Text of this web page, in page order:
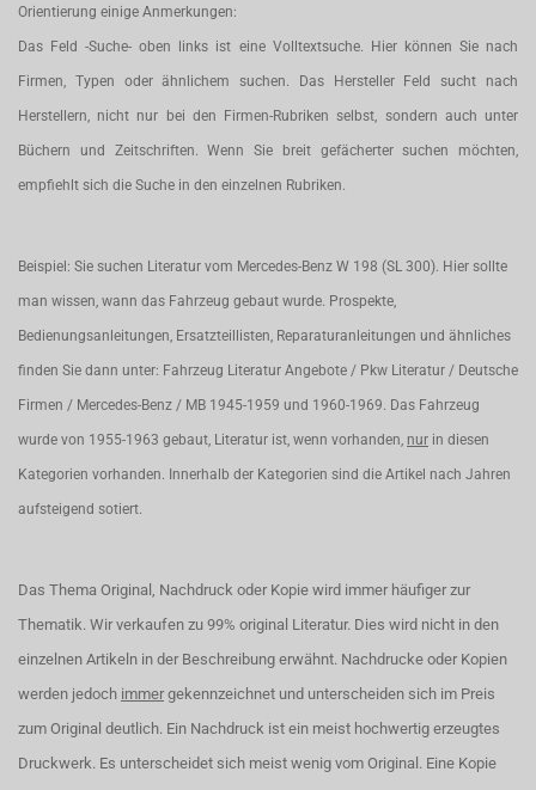
Orientierung einige Anmerkungen:
Das Feld -Suche- oben links ist eine Volltextsuche. Hier können Sie nach
Firmen, Typen oder ähnlichem suchen. Das Hersteller Feld sucht nach
Herstellern, nicht nur bei den Firmen-Rubriken selbst, sondern auch unter
Büchern und Zeitschriften. Wenn Sie breit gefächerter suchen möchten,
empfiehlt sich die Suche in den einzelnen Rubriken.
Beispiel: Sie suchen Literatur vom Mercedes-Benz W 198 (SL 300). Hier sollte
man wissen, wann das Fahrzeug gebaut wurde. Prospekte,
Bedienungsanleitungen, Ersatzteillisten, Reparaturanleitungen und ähnliches
finden Sie dann unter: Fahrzeug Literatur Angebote / Pkw Literatur / Deutsche
Firmen / Mercedes-Benz / MB 1945-1959 und 1960-1969. Das Fahrzeug
wurde von 1955-1963 gebaut, Literatur ist, wenn vorhanden, nur in diesen
Kategorien vorhanden. Innerhalb der Kategorien sind die Artikel nach Jahren
aufsteigend sotiert.
Das Thema Original, Nachdruck oder Kopie wird immer häufiger zur
Thematik. Wir verkaufen zu 99% original Literatur. Dies wird nicht in den
einzelnen Artikeln in der Beschreibung erwähnt. Nachdrucke oder Kopien
werden jedoch immer gekennzeichnet und unterscheiden sich im Preis
zum Original deutlich. Ein Nachdruck ist ein meist hochwertig erzeugtes
Druckwerk. Es unterscheidet sich meist wenig vom Original. Eine Kopie